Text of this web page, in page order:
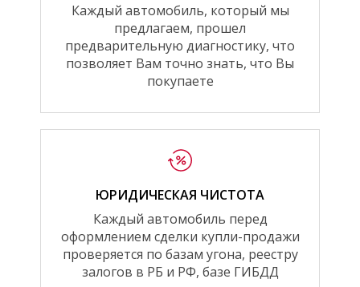
Каждый автомобиль, который мы
предлагаем, прошел
предварительную диагностику, что
позволяет Вам точно знать, что Вы
покупаете
ЮРИДИЧЕСКАЯ ЧИСТОТА
Каждый автомобиль перед
оформлением сделки купли-продажи
проверяется по базам угона, реестру
залогов в РБ и РФ, базе ГИБДД